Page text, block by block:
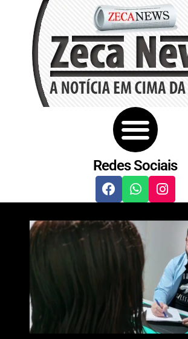
Redes Sociais